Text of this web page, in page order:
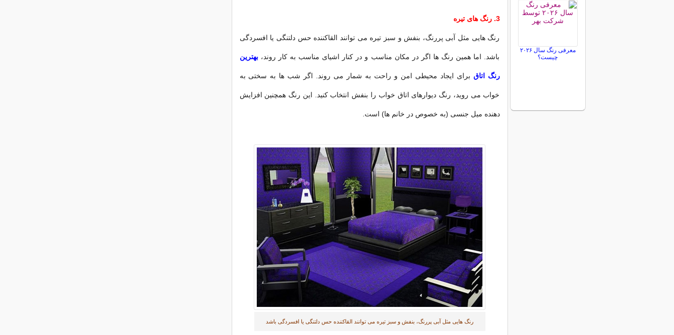
3. رنگ های تیره
رنگ هایی مثل آبی پررنگ، بنفش و سبز تیره می توانند القاکننده حس دلتنگی یا افسردگی
باشد. اما همین رنگ ها اگر در مکان مناسب و در کنار اشیای مناسب به کار روند،بهترین
رنگ اتاق برای ایجاد محیطی امن و راحت به شمار می روند. اگر شب ها به سختی به
خواب می روید، رنگ دیوارهای اتاق خواب را بنفش انتخاب کنید. این رنگ همچنین افزایش
دهنده میل جنسی (به خصوص در خانم ها) است.
رنگ هایی مثل آبی پررنگ، بنفش و سبز تیره می توانند القاکننده حس دلتنگی یا افسردگی باشد
معرفی رنگ سال ۲۰۲۶
چیست؟